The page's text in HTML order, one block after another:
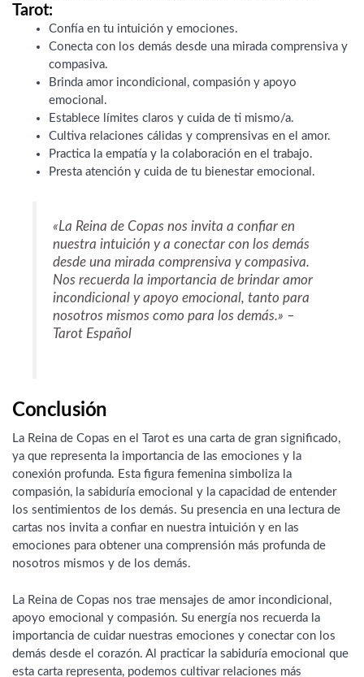
Tarot:
Confía en tu intuición y emociones.
Conecta con los demás desde una mirada comprensiva y
compasiva.
Brinda amor incondicional, compasión y apoyo
emocional.
Establece límites claros y cuida de ti mismo/a.
Cultiva relaciones cálidas y comprensivas en el amor.
Practica la empatía y la colaboración en el trabajo.
Presta atención y cuida de tu bienestar emocional.
«La Reina de Copas nos invita a confiar en
nuestra intuición y a conectar con los demás
desde una mirada comprensiva y compasiva.
Nos recuerda la importancia de brindar amor
incondicional y apoyo emocional, tanto para
nosotros mismos como para los demás.» –
Tarot Español
Conclusión
La Reina de Copas en el Tarot es una carta de gran significado,
ya que representa la importancia de las emociones y la
conexión profunda. Esta figura femenina simboliza la
compasión, la sabiduría emocional y la capacidad de entender
los sentimientos de los demás. Su presencia en una lectura de
cartas nos invita a confiar en nuestra intuición y en las
emociones para obtener una comprensión más profunda de
nosotros mismos y de los demás.
La Reina de Copas nos trae mensajes de amor incondicional,
apoyo emocional y compasión. Su energía nos recuerda la
importancia de cuidar nuestras emociones y conectar con los
demás desde el corazón. Al practicar la sabiduría emocional que
esta carta representa, podemos cultivar relaciones más